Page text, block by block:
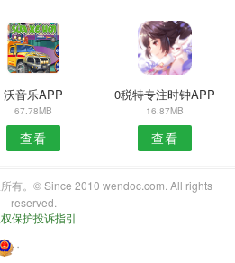
沃音乐APP
67.78MB
查看
0税特专注时钟APP
16.87MB
查看
有。© Since 2010 wendoc.com. All rights
reserved.
保护投诉指引
・